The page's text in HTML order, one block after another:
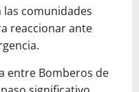
comunidades
reaccionar ante
entre Bomberos de